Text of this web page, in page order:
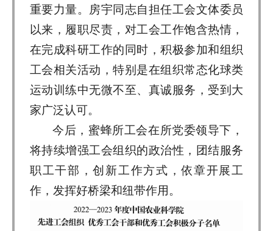
重要力量。房宇同志自担任工会文体委员
以来，履职尽责，对工会工作饱含热情，
在完成科研工作的同时，积极参加和组织
工会相关活动，特别是在组织常态化球类
运动训练中无微不至、真诚服务，受到大
家广泛认可。
今后，蜜蜂所工会在所党委领导下，
将持续增强工会组织的政治性，团结服务
职工干部，创新工作方式，依章开展工
作，发挥好桥梁和纽带作用。